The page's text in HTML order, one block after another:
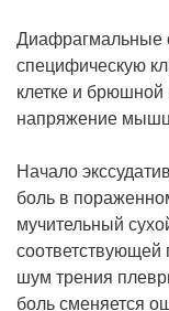
Диафрагмальные
специфическую
клетке и брюшной
напряжение
Начало
боль в
мучительный
соответствующей
шум трения
боль сменяется